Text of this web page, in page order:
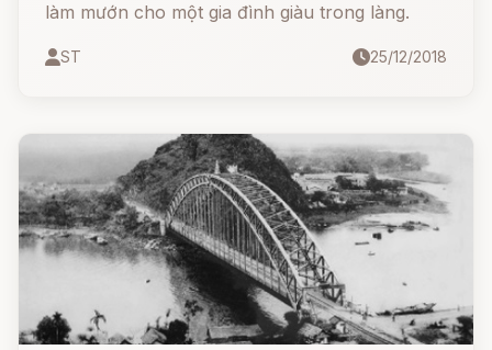
làm mướn cho một gia đình giàu trong làng.
ST 25/12/2018